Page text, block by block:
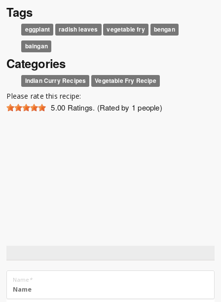
Tags
eggplant radish leaves vegetable fry
bengan
baingan
Categories
Indian Curry Recipes Vegetable Fry Recipe
Please rate this recipe:
5.00 Ratings. (Rated by 1 people)
Name *